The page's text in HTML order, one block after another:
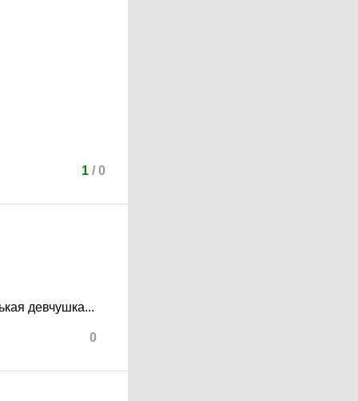
1/ 0
девчушка...
0